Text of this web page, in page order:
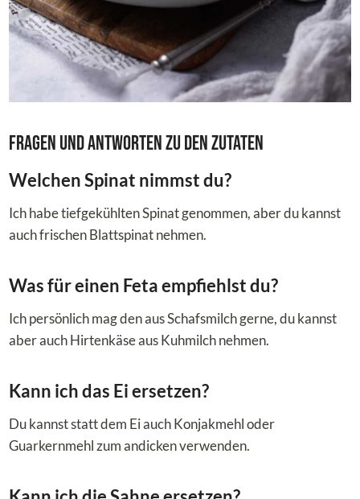
Fragen und Antworten zu den Zutaten
Welchen Spinat nimmst du?
Ich habe tiefgekühlten Spinat genommen, aber du kannst
auch frischen Blattspinat nehmen.
Was für einen Feta empfiehlst du?
Ich persönlich mag den aus Schafsmilch gerne, du kannst
aber auch Hirtenkäse aus Kuhmilch nehmen.
Kann ich das Ei ersetzen?
Du kannst statt dem Ei auch Konjakmehl oder
Guarkernmehl zum andicken verwenden.